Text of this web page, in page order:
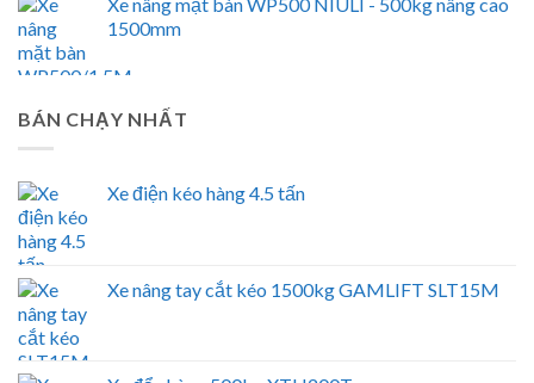
1500mm
BÁN CHẠY NHẤT
Xe điện kéo hàng 4.5 tấn
Xe nâng tay cắt kéo 1500kg GAMLIFT SLT15M